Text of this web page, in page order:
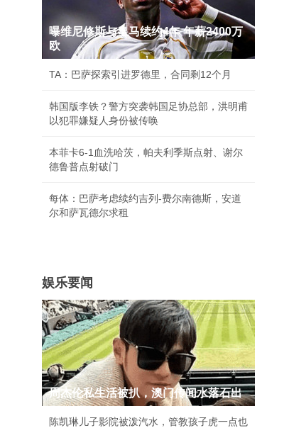
曝维尼修斯与皇马续约4年 年薪2400万
欧
TA：巴萨探索引进罗德里，合同剩12个月
韩国版李铁？警方突袭韩国足协总部，洪明甫
以犯罪嫌疑人身份被传唤
本菲卡6-1血洗哈茨，帕夫利季斯点射、谢尔
德鲁普点射破门
每体：巴萨考虑续约吉列-费尔南德斯，安道
尔和萨瓦德尔求租
娱乐要闻
周杰伦私生活被扒，澳门传闻水落石出
陈凯琳儿子影院被泼汽水，管教孩子虎一点也